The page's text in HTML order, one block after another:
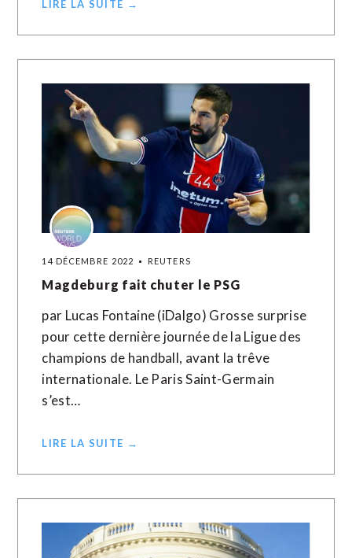
LIRE LA SUITE →
14 DÉCEMBRE 2022 REUTERS
Magdeburg fait chuter le PSG
par Lucas Fontaine (iDalgo) Grosse surprise
pour cette dernière journée de la Ligue des
champions de handball, avant la trêve
internationale. Le Paris Saint-Germain
s’est…
LIRE LA SUITE →